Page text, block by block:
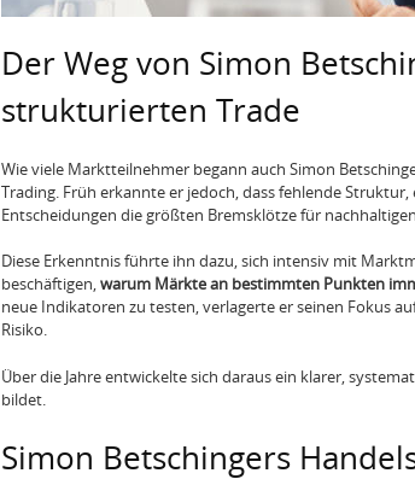
Der Weg von Simon
strukturierten Trade
Wie viele Marktteilnehmer begann auch Simon
Trading. Früh erkannte er jedoch, dass fehlende
Entscheidungen die größten Bremsklötze für
Diese Erkenntnis führte ihn dazu, sich intensiv mit
beschäftigen,warum Märkte an bestimmten Punkten
neue Indikatoren zu testen, verlagerte er seinen Fokus
Risiko.
Über die Jahre entwickelte sich daraus ein klarer,
bildet.
Simon Betschingers